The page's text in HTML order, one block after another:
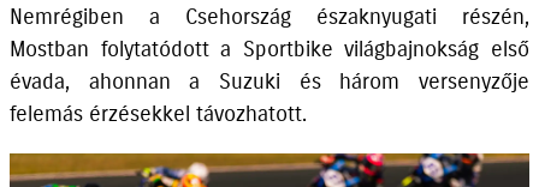
Nemrégiben a Csehország északnyugati részén,
Mostban folytatódott a Sportbike világbajnokság első
évada, ahonnan a Suzuki és három versenyzője
felemás érzésekkel távozhatott.